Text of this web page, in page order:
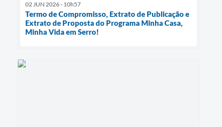
02 JUN 2026 - 10h57
Termo de Compromisso, Extrato de Publicação e
Extrato de Proposta do Programa Minha Casa,
Minha Vida em Serro!